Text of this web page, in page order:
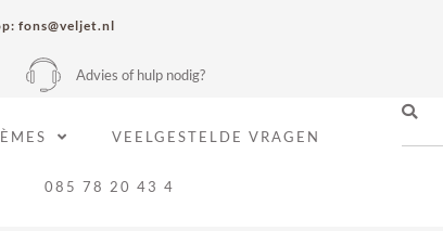
fons@veljet.nl
Advies of hulp nodig?
VEELGESTELDE VRAGEN
085 78 20 43 4